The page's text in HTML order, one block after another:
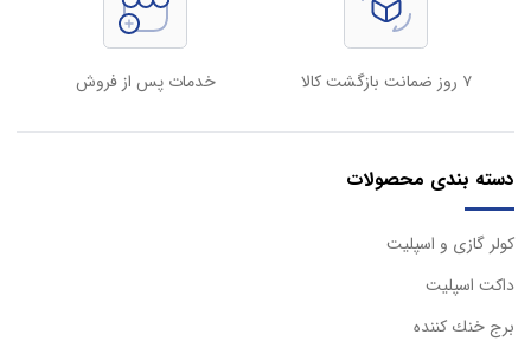
۷ روز ضمانت بازگشت کالا خدمات پس از فروش
دسته بندی محصولات
كولر گازی و اسپليت
داكت اسپليت
برج خنك كننده